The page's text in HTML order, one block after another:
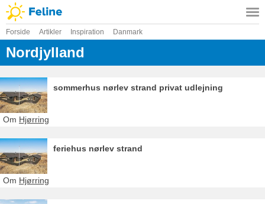
Forside Artikler Inspiration Danmark
Nordjylland
sommerhus nørlev strand privat udlejning
Om Hjørring
feriehus nørlev strand
Om Hjørring